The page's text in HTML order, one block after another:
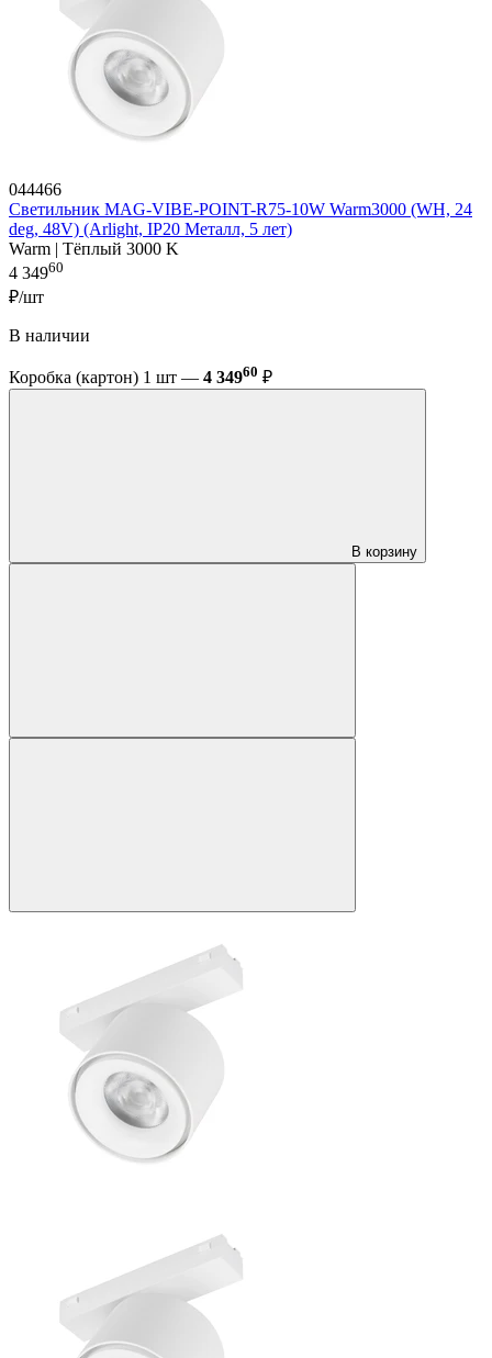
044466
Светильник MAG-VIBE-POINT-R75-10W Warm3000 (WH, 24
deg, 48V) (Arlight, IP20 Металл, 5 лет)
Warm | Тёплый 3000 K
4 34960
₽/шт
В наличии
Коробка (картон) 1 шт — 4 34960 ₽
В корзину